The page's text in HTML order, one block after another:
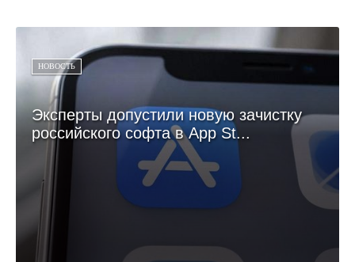
НОВОСТЬ
Эксперты допустили новую зачистку
российского софта в App St...